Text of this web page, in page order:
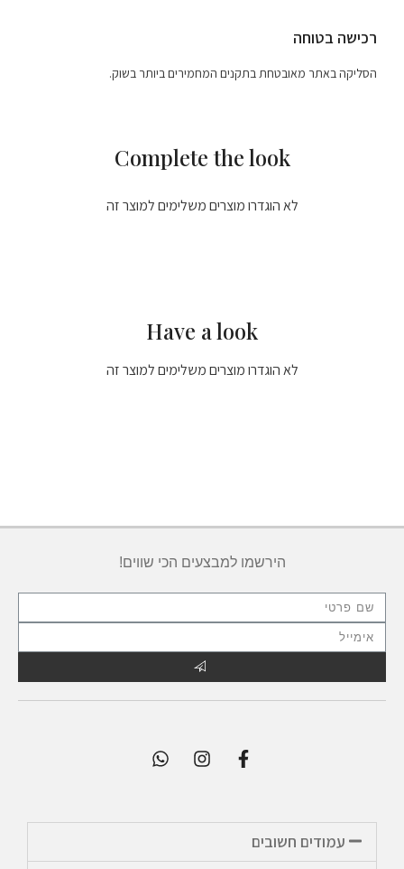
רכישה בטוחה
הסליקה באתר מאובטחת בתקנים המחמירים ביותר בשוק.
Complete the look
לא הוגדרו מוצרים משלימים למוצר זה
Have a look
לא הוגדרו מוצרים משלימים למוצר זה
הירשמו למבצעים הכי שווים!
עמודים חשובים